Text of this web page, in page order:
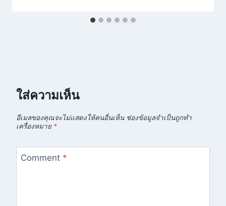
ใส่ความเห็น
อีเมลของคุณจะไม่แสดงให้คนอื่นเห็น ช่องข้อมูลจำเป็นถูกทำ
เครื่องหมาย *
Comment *